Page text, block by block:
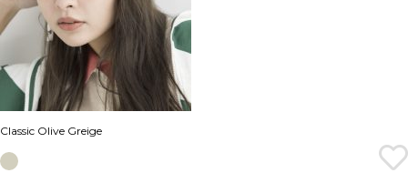
Classic Olive Greige